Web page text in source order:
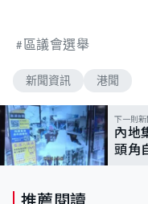
區議會選舉
新聞資訊 港聞
下一則
內地
頭角